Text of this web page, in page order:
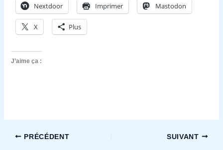
Nextdoor Imprimer Mastodon
X Plus
J’aime ça :
PRÉCÉDENT SUIVANT